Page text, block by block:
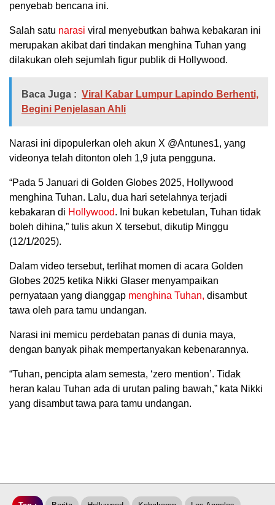
penyebab bencana ini.
Salah satu narasi viral menyebutkan bahwa kebakaran ini
merupakan akibat dari tindakan menghina Tuhan yang
dilakukan oleh sejumlah figur publik di Hollywood.
Baca Juga : Viral Kabar Lumpur Lapindo Berhenti,
Begini Penjelasan Ahli
Narasi ini dipopulerkan oleh akun X @Antunes1, yang
videonya telah ditonton oleh 1,9 juta pengguna.
“Pada 5 Januari di Golden Globes 2025, Hollywood
menghina Tuhan. Lalu, dua hari setelahnya terjadi
kebakaran di Hollywood. Ini bukan kebetulan, Tuhan tidak
boleh dihina,” tulis akun X tersebut, dikutip Minggu
(12/1/2025).
Dalam video tersebut, terlihat momen di acara Golden
Globes 2025 ketika Nikki Glaser menyampaikan
pernyataan yang dianggap menghina Tuhan, disambut
tawa oleh para tamu undangan.
Narasi ini memicu perdebatan panas di dunia maya,
dengan banyak pihak mempertanyakan kebenarannya.
“Tuhan, pencipta alam semesta, ‘zero mention’. Tidak
heran kalau Tuhan ada di urutan paling bawah,” kata Nikki
yang disambut tawa para tamu undangan.